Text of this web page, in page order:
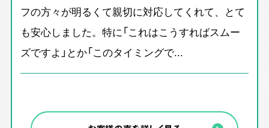
フの方々が明るくて親切に対応してくれて、とて
も安心しました。特に「これはこうすればスムー
ズですよ」とか「このタイミングで...